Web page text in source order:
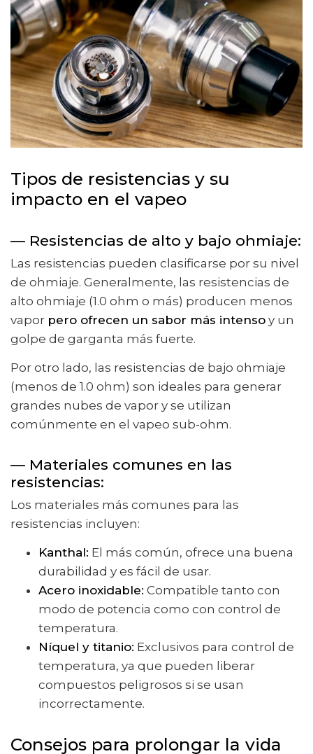
Tipos de resistencias y su
impacto en el vapeo
— Resistencias de alto y bajo ohmiaje:
Las resistencias pueden clasificarse por su nivel
de ohmiaje. Generalmente, las resistencias de
alto ohmiaje (1.0 ohm o más) producen menos
vapor pero ofrecen un sabor más intenso y un
golpe de garganta más fuerte.
Por otro lado, las resistencias de bajo ohmiaje
(menos de 1.0 ohm) son ideales para generar
grandes nubes de vapor y se utilizan
comúnmente en el vapeo sub-ohm.
— Materiales comunes en las
resistencias:
Los materiales más comunes para las
resistencias incluyen:
Kanthal: El más común, ofrece una buena
durabilidad y es fácil de usar.
Acero inoxidable: Compatible tanto con
modo de potencia como con control de
temperatura.
Níquel y titanio: Exclusivos para control de
temperatura, ya que pueden liberar
compuestos peligrosos si se usan
incorrectamente.
Consejos para prolongar la vida